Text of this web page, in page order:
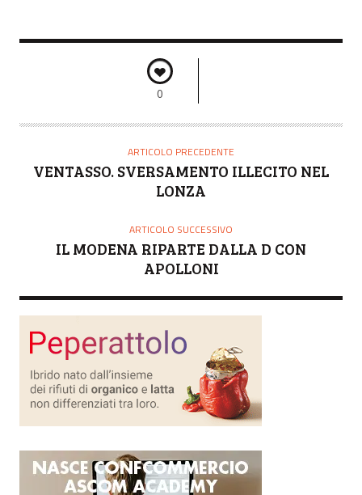
0
ARTICOLO PRECEDENTE
VENTASSO. SVERSAMENTO ILLECITO NEL
LONZA
ARTICOLO SUCCESSIVO
IL MODENA RIPARTE DALLA D CON
APOLLONI